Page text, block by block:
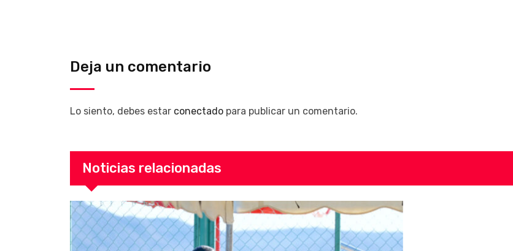
Deja un comentario
Lo siento, debes estar conectado para publicar un comentario.
Noticias relacionadas